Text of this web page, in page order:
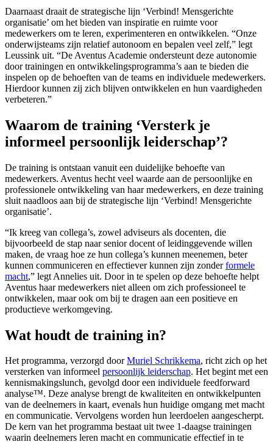
Daarnaast draait de strategische lijn ‘Verbind! Mensgerichte
organisatie’ om het bieden van inspiratie en ruimte voor
medewerkers om te leren, experimenteren en ontwikkelen. “Onze
onderwijsteams zijn relatief autonoom en bepalen veel zelf,” legt
Leussink uit. “De Aventus Academie ondersteunt deze autonomie
door trainingen en ontwikkelingsprogramma’s aan te bieden die
inspelen op de behoeften van de teams en individuele medewerkers.
Hierdoor kunnen zij zich blijven ontwikkelen en hun vaardigheden
verbeteren.”
Waarom de training ‘Versterk je
informeel persoonlijk leiderschap’?
De training is ontstaan vanuit een duidelijke behoefte van
medewerkers. Aventus hecht veel waarde aan de persoonlijke en
professionele ontwikkeling van haar medewerkers, en deze training
sluit naadloos aan bij de strategische lijn ‘Verbind! Mensgerichte
organisatie’.
“Ik kreeg van collega’s, zowel adviseurs als docenten, die
bijvoorbeeld de stap naar senior docent of leidinggevende willen
maken, de vraag hoe ze hun collega’s kunnen meenemen, beter
kunnen communiceren en effectiever kunnen zijn zonderformele
macht,” legt Annelies uit. Door in te spelen op deze behoefte helpt
Aventus haar medewerkers niet alleen om zich professioneel te
ontwikkelen, maar ook om bij te dragen aan een positieve en
productieve werkomgeving.
Wat houdt de training in?
Het programma, verzorgd doorMuriel Schrikkema, richt zich op het
versterken van informeel persoonlijk leiderschap. Het begint met een
kennismakingslunch, gevolgd door een individuele feedforward
analyse™. Deze analyse brengt de kwaliteiten en ontwikkelpunten
van de deelnemers in kaart, evenals hun huidige omgang met macht
en communicatie. Vervolgens worden hun leerdoelen aangescherpt.
De kern van het programma bestaat uit twee 1-daagse trainingen
waarin deelnemers leren macht en communicatie effectief in te